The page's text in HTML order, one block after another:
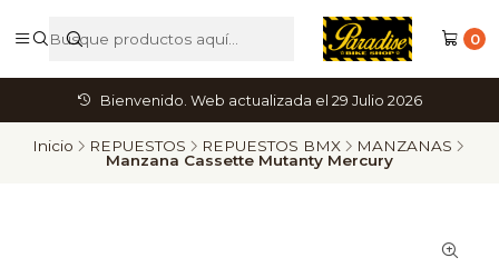
0
Bienvenido. Web actualizada el 29 Julio 2026
Inicio REPUESTOS REPUESTOS BMX
MANZANAS
Manzana Cassette Mutanty Mercury